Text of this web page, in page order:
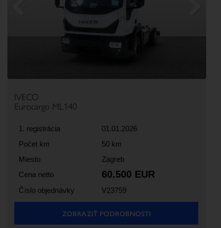
IVECO
Eurocargo ML140
1. registrácia
01.01.2026
Počet km
50 km
Miesto
Zagreb
Cena netto
60.500 EUR
Číslo objednávky V23759
ZOBRAZIŤ PODROBNOSTI